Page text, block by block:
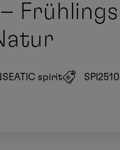
spirit SPI2510